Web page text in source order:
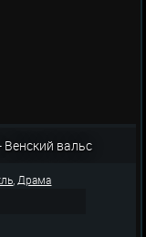
вальс
,Драма